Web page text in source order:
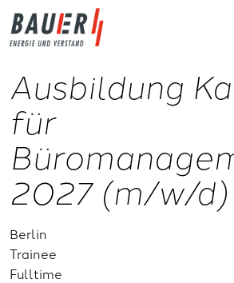
Ausbildung
für
2027 (m/w/d)
Berlin
Trainee
Fulltime